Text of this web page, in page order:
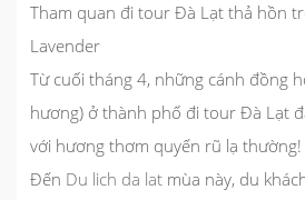
Tham quan đi tour Đà Lạt thả hồn
Lavender
Từ cuối tháng 4, những cánh đồng
hương) ở thành phố đi tour Đà Lạt
với hương thơm quyến rũ lạ thường!
Đến Du lich da lat mùa này, du